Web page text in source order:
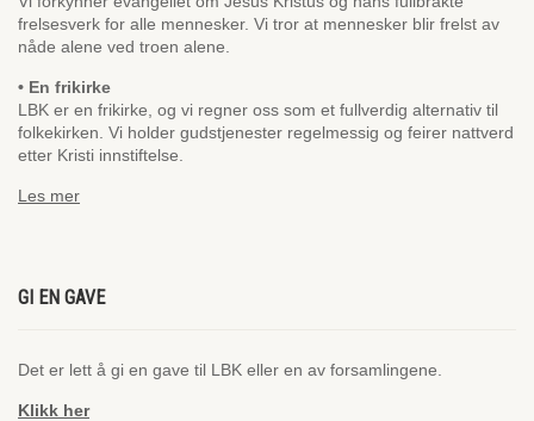
frelsesverk for alle mennesker. Vi tror at mennesker blir frelst av
nåde alene ved troen alene.
• En frikirke
LBK er en frikirke, og vi regner oss som et fullverdig alternativ til
folkekirken. Vi holder gudstjenester regelmessig og feirer nattverd
etter Kristi innstiftelse.
Les mer
GI EN GAVE
Det er lett å gi en gave til LBK eller en av forsamlingene.
Klikk her